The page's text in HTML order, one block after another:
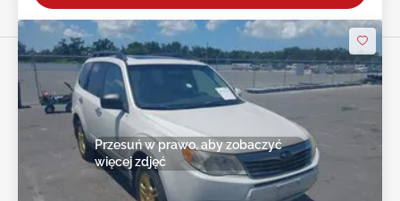
Przesuń w prawo, aby zobaczyć
więcej zdjęć